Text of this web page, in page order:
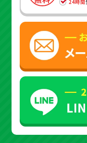
24時間